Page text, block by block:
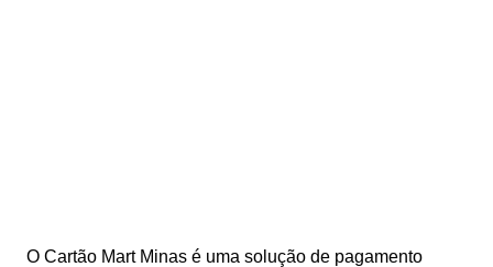
O Cartão Mart Minas é uma solução de pagamento